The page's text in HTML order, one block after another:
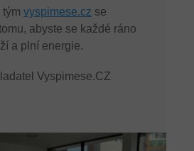
vyspimese.cz se
abyste se každé ráno
a plní energie.
Vyspimese.CZ